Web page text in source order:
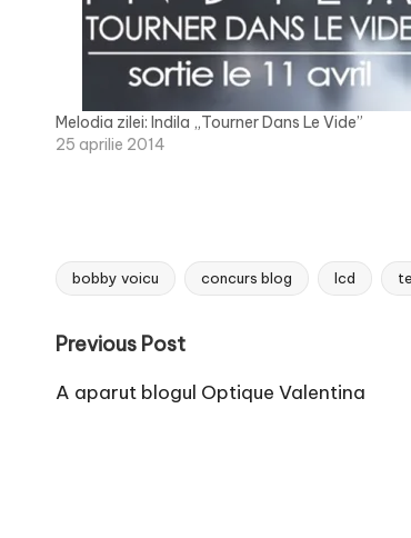
nl
n
Melodia zilei: Indila „Tourner Dans Le Vide”
25 aprilie 2014
Tags:
bobby voicu concurs blog lcd
Post
navigation
Previous Post
A aparut blogul Optique Valentina